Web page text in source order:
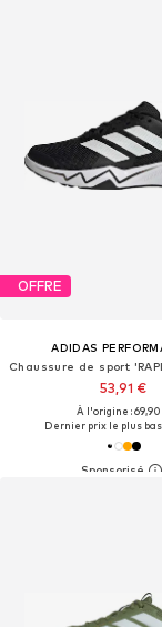
OFFRE
ADIDAS
53,91 €
À l'origine : 69,90
Dernier prix le plus bas